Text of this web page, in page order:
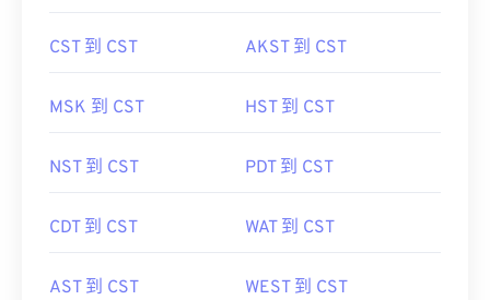
CST 到 CST AKST 到 CST
MSK 到 CST HST 到 CST
NST 到 CST PDT 到 CST
CDT 到 CST WAT 到 CST
AST 到 CST WEST 到 CST